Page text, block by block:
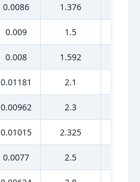
0.0086 1.376
0.009 1.5
0.008 1.592
0.01181 2.1
0.00962 2.3
0.01015 2.325
0.0077 2.5